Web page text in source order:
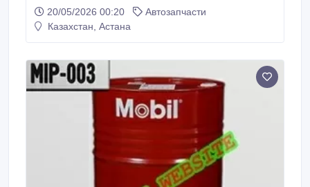
материалы серии Mobil DTE Named -
циркуляционные масла с очень высокими
также других циркуляционных системах, где
требуется продолжительный срок службы
смазочного материала.
20/05/2026 00:20
Автозапчасти
Казахстан, Астана